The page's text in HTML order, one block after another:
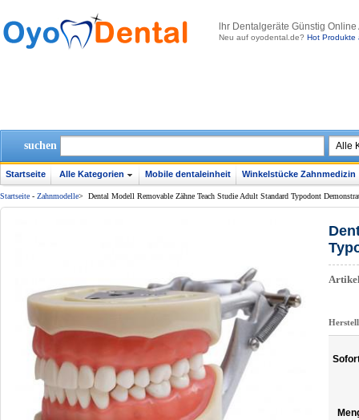
lhr Dentalgeräte Günstig
Neu auf oyodental.de? Hot Produkte
suchen
Startseite Alle Kategorien Mobile dentaleinheit Winkelstücke Zahnmedizin
Startseite - Zahnmodelle> Dental Modell Removable Zähne Teach Studie Adult Standard Typodont